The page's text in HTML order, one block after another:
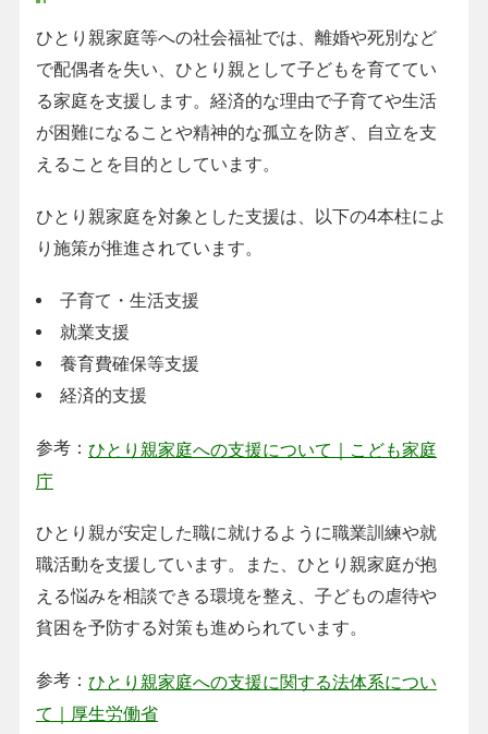
ひとり親家庭等への社会福祉では、離婚や死別など
で配偶者を失い、ひとり親として子どもを育ててい
る家庭を支援します。経済的な理由で子育てや生活
が困難になることや精神的な孤立を防ぎ、自立を支
えることを目的としています。
ひとり親家庭を対象とした支援は、以下の4本柱によ
り施策が推進されています。
子育て・生活支援
就業支援
養育費確保等支援
経済的支援
参考： ひとり親家庭への支援について｜こども家庭
庁
ひとり親が安定した職に就けるように職業訓練や就
職活動を支援しています。また、ひとり親家庭が抱
える悩みを相談できる環境を整え、子どもの虐待や
貧困を予防する対策も進められています。
参考： ひとり親家庭への支援に関する法体系につい
て｜厚生労働省